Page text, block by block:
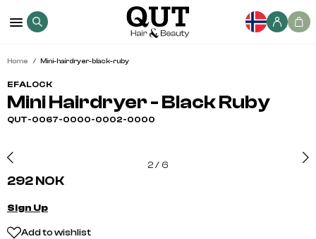
Home Mini-hairdryer-black-ruby
EFALOCK
Mini Hairdryer - Black Ruby
QUT-0067-0000-0002-0000
2/ 6
292 NOK
Sign Up
Add to wishlist